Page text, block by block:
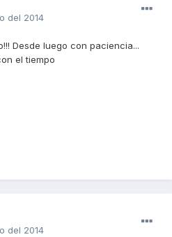
del 2014
Desde luego con paciencia...
el tiempo
del 2014